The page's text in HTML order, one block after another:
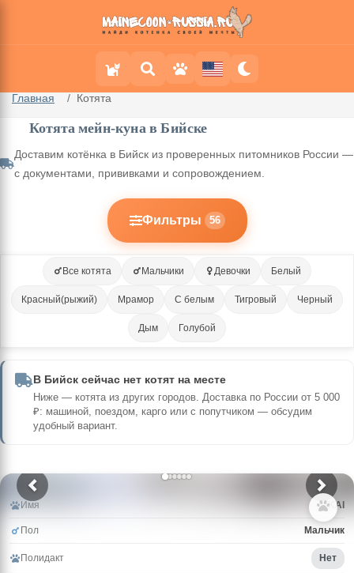
Главная Котята
Котята мейн-куна в Бийске
Доставим котёнка в Бийск из проверенных питомников России —
с документами, прививками и сопровождением.
Фильтры 56
Все котята Мальчики Девочки Белый
Красный(рыжий) Мрамор С белым Тигровый Черный
Дым Голубой
В Бийск сейчас нет котят на месте
Ниже — котята из других городов. Доставка по России от 5 000
₽: машиной, поездом, карго или с попутчиком — обсудим
удобный вариант.
Имя KAI
Пол Мальчик
Полидакт Нет